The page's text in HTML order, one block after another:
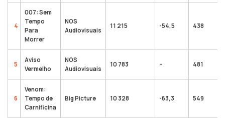
4
007: Sem
Tempo
Para
Morrer
NOS
Audiovisuais
11 215 -54,5 438
5
Aviso
Vermelho
NOS
Audiovisuais
10 783 – 481
6
Venom:
Tempo de
Carnificina
Big Picture 10 328 -63,3 549